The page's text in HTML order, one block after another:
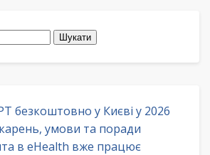
безкоштовно у Києві у 2026
умови та поради
в eHealth вже працює